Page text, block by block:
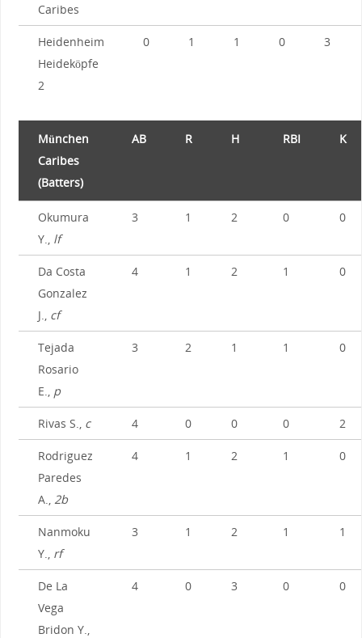
Caribes
Heidenheim
Heideköpfe
2
0 1 1 0 3
München
Caribes
(Batters)
AB R H RBI K
Okumura
Y., lf
3 1 2 0 0
Da Costa
Gonzalez
J., cf
4 1 2 1 0
Tejada
Rosario
E., p
3 2 1 1 0
Rivas S., c 4 0 0 0 2
Rodriguez
Paredes
A., 2b
4 1 2 1 0
Nanmoku
Y., rf
3 1 2 1 1
De La
Vega
Bridon Y.,
4 0 3 0 0